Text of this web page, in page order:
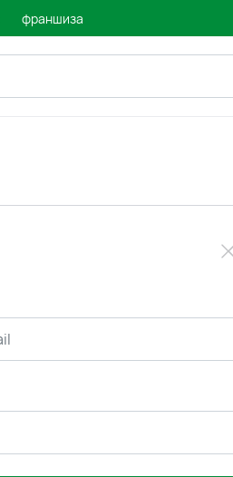
франшиза